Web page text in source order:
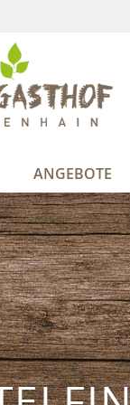
ANGEBOTE